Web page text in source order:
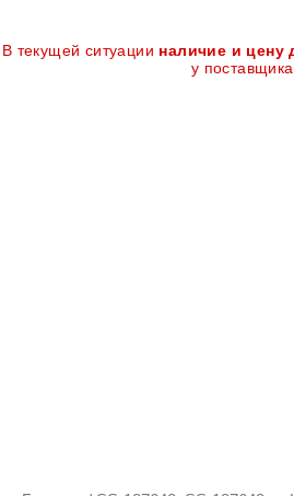
В текущей ситуации наличие и цену
у